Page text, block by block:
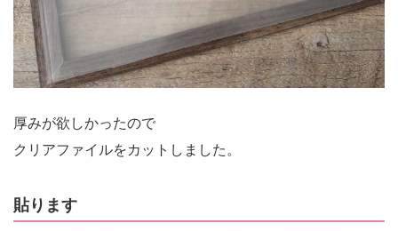
厚みが欲しかったので
クリアファイルをカットしました。
貼ります